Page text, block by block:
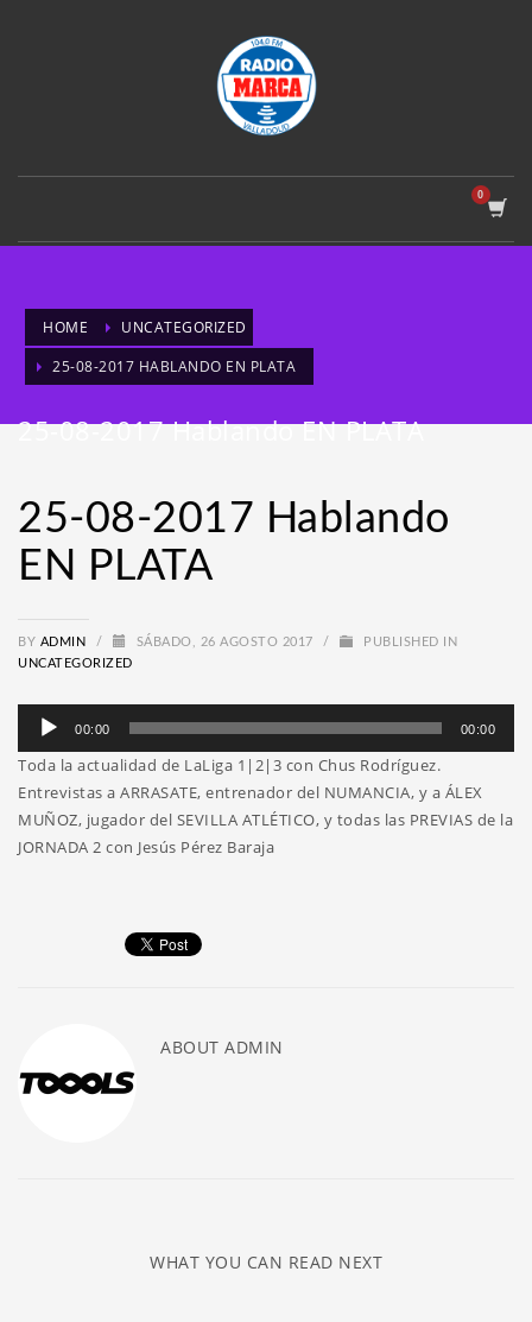
HOME
UNCATEGORIZED
25-08-2017 HABLANDO EN PLATA
25-08-2017 Hablando EN PLATA
25-08-2017 Hablando
EN PLATA
BY ADMIN / SÁBADO, 26 AGOSTO 2017 /
PUBLISHED IN
UNCATEGORIZED
Reproductor
audio
00:00 00:00
Toda la actualidad de LaLiga 1|2|3 con Chus Rodríguez.
Entrevistas a ARRASATE, entrenador del NUMANCIA, y a ÁLEX
MUÑOZ, jugador del SEVILLA ATLÉTICO, y todas las PREVIAS de la
JORNADA 2 con Jesús Pérez Baraja
ABOUT ADMIN
WHAT YOU CAN READ NEXT